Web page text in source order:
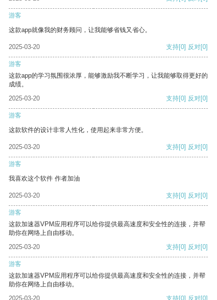
游客
这款app就像我的财务顾问，让我能够省钱又省心。
2025-03-20 支持[0] 反对[0]
游客
这款app的学习氛围很浓厚，能够激励我不断学习，让我能够取得更好的
成绩。
2025-03-20
支持[0] 反对[0]
游客
这款软件的设计非常人性化，使用起来非常方便。
2025-03-20 支持[0] 反对[0]
游客
我喜欢这个软件 作者加油
2025-03-20 支持[0] 反对[0]
游客
这款加速器VPM应用程序可以给你提供最高速度和安全性的连接，并帮
助你在网络上自由移动。
2025-03-20
支持[0] 反对[0]
游客
这款加速器VPM应用程序可以给你提供最高速度和安全性的连接，并帮
助你在网络上自由移动。
2025-03-20
支持[0] 反对[0]